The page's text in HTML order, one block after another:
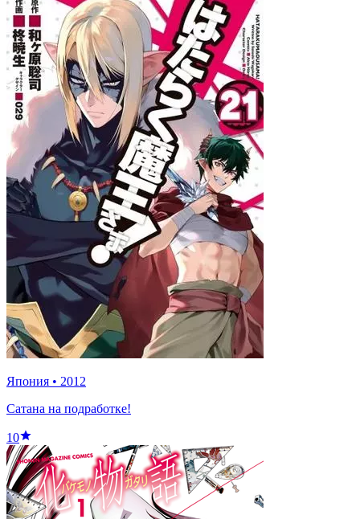
Япония • 2012
Сатана на подработке!
10